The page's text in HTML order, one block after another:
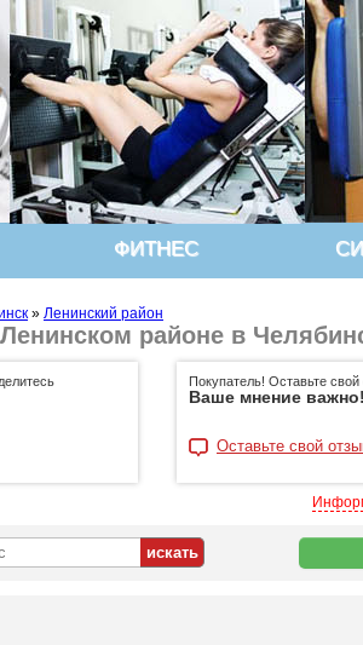
ФИТНЕС
» Ленинский район
районе в
Покупатель! Оставьте
Ваше мнение важно!
Оставьте свой